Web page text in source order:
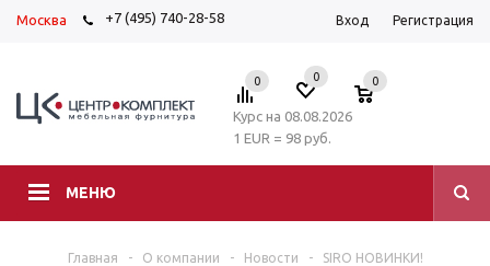
Москва +7 (495) 740-28-58 Вход Регистрация
МЕНЮ
0 0 0
Курс на 08.08.2026
1 EUR = 98 руб.
Главная - О компании - Новости - SIRO НОВИНКИ!